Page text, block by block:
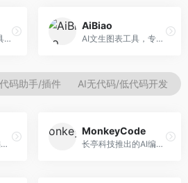
高效AI PPT生成工具，专注于演示文稿智能创作。面向职场人士，支持主题输入、内容生成、设计美化等功能，PPT制作效率高。
AiBiao
AI文生图表工具，专注于数据可视化展示。面向数据分析师和职场人士，提供图表生成、数据可视化、PPT嵌入等服务，数据展示专业。
码助手/插件 AI无代码/低代码开发
美团推出的AI IDE编程工具，专注于本地开发生态。面向开发者，提供智能代码补全、代码生成、项目管理等服务，本地开发体验好。
MonkeyCode
长亭科技推出的AI编程助手，专注于安全开发。面向开发者，提供代码生成、安全检测、漏洞修复等服务，安全开发能力强。